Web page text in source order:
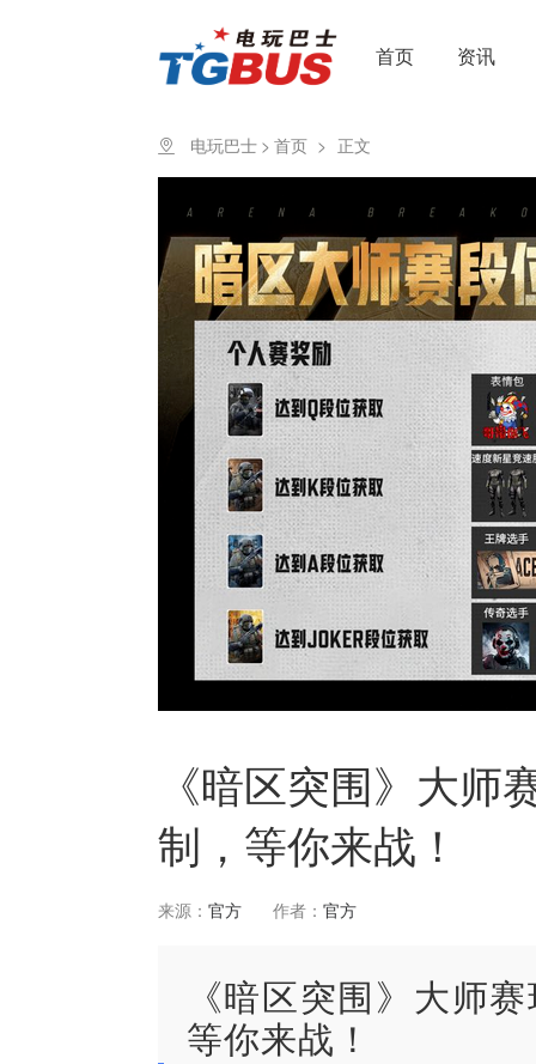
首页 资讯
电玩巴士 > 首页 > 正文
《暗区突围》大
制，等你来战！
来源： 官方 作者： 官方
《暗区突围》大师
等你来战！